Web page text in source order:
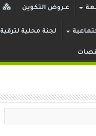
عـروض التكوين
لجنة محلية